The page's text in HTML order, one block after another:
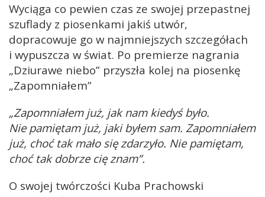
Wyciąga co pewien czas ze swojej przepastnej
szuflady z piosenkami jakiś utwór,
dopracowuje go w najmniejszych szczegółach
i wypuszcza w świat. Po premierze nagrania
„Dziurawe niebo” przyszła kolej na piosenkę
„Zapomniałem”
„Zapomniałem już, jak nam kiedyś było.
Nie pamiętam już, jaki byłem sam. Zapomniałem
już, choć tak mało się zdarzyło. Nie pamiętam,
choć tak dobrze cię znam”.
O swojej twórczości Kuba Prachowski